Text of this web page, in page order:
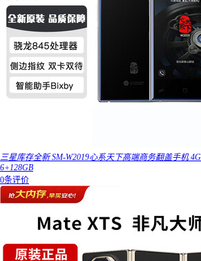
三星库存全新 SM-W2019心系天下高端商务翻盖手机
6+128GB
0条评价